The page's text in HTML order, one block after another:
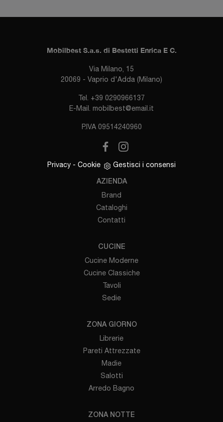
Mobilbest S.a.s. di Bestetti Enrica E C.
Via Milano, 15
20069 - Vaprio d'Adda (Milano)
Tel. +39 0290966137
E-Mail. mobilbest@email.it
P.IVA 09514240960
Privacy - Cookie Gestisci i consensi
AZIENDA
Brand
Cataloghi
Contatti
CUCINE
Cucine Moderne
Cucine Classiche
Tavoli
Sedie
ZONA GIORNO
Librerie
Pareti Attrezzate
Madie
Salotti
Arredo Bagno
ZONA NOTTE